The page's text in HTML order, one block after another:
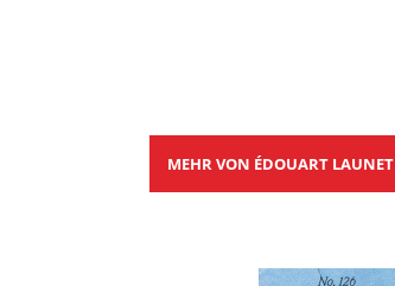
MEHR VON ÉDOUART LAUNET